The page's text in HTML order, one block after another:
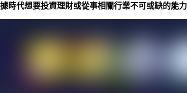
時代想要投資理財或從事相關行業不可或缺的能力